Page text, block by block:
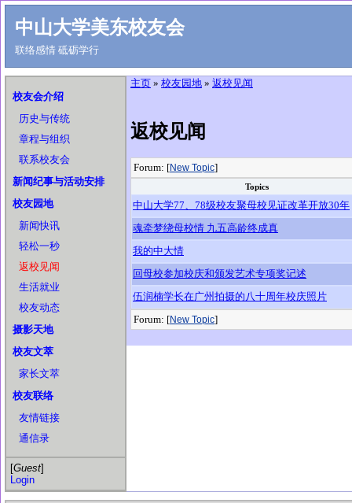
中山大学美东校友会
联络感情 砥砺学行
校友会介绍
历史与传统
章程与组织
联系校友会
新闻纪事与活动安排
校友园地
新闻快讯
轻松一秒
返校见闻
生活就业
校友动态
摄影天地
校友文萃
家长文萃
校友联络
友情链接
通信录
[Guest]
Login
主页 » 校友园地 » 返校见闻
返校见闻
Forum: [New Topic]
Topics
中山大学77、78级校友聚母校见证改革开放30年
魂牵梦绕母校情 九五高龄终成真
我的中大情
回母校参加校庆和颁发艺术专项奖记述
伍润楠学长在广州拍摄的八十周年校庆照片
Forum: [New Topic]